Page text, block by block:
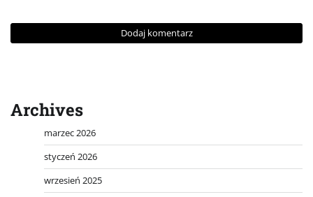
Archives
marzec 2026
styczeń 2026
wrzesień 2025